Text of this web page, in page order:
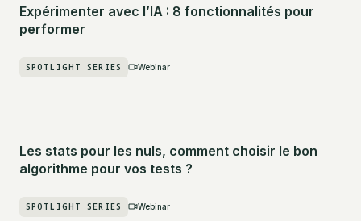
Expérimenter avec l’IA : 8 fonctionnalités pour
performer
SPOTLIGHT SERIES Webinar
Les stats pour les nuls, comment choisir le bon
algorithme pour vos tests ?
SPOTLIGHT SERIES Webinar